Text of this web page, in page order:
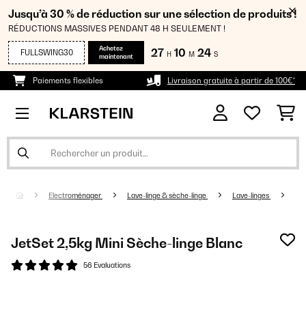
Jusqu’à 30 % de réduction sur une sélection de produits !
RÉDUCTIONS MASSIVES PENDANT 48 H SEULEMENT !
FULLSWING30
Achetez
maintenant
27 H 10 M 23 S
Paiements flexibles Livraison gratuite à partir de 100€*
Electroménager Lave-linge & sèche-linge Lave-linges
JetSet 2,5kg Mini Sèche-linge Blanc
56 Evaluations